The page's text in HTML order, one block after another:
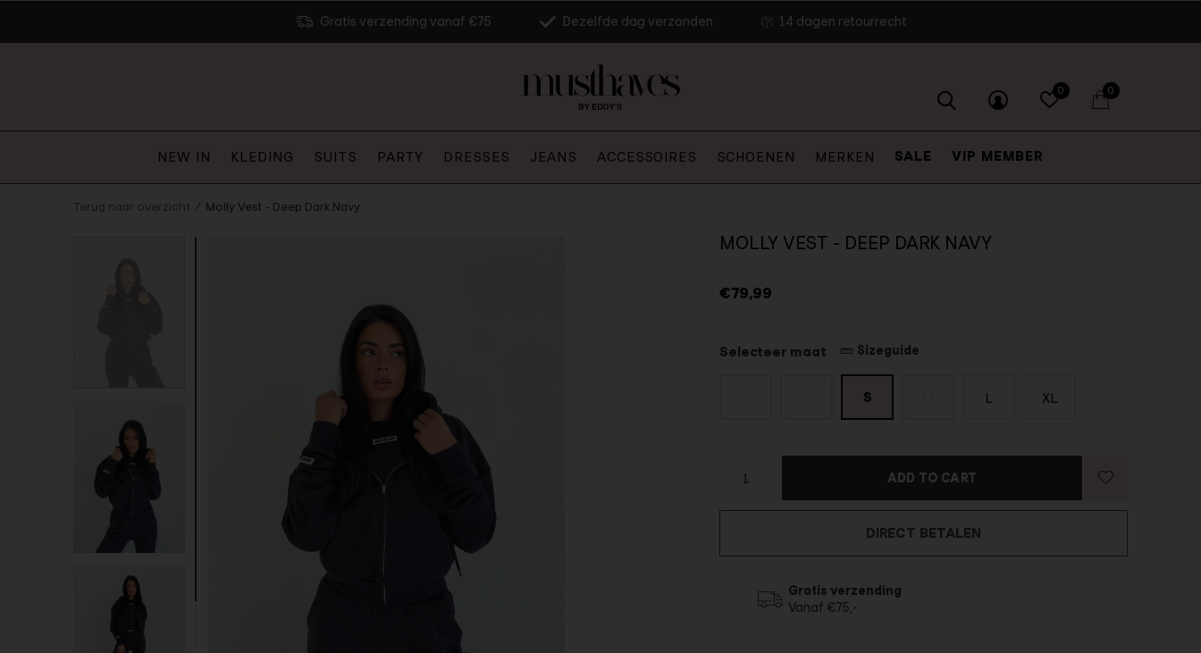
NEW IN KLEDING SUITS PARTY DRESSES JEANS ACCESSOIRES SCHOENEN MERKEN SALE VIP MEMBER
0 0
Gratis verzending vanaf €75 Dezelfde dag verzonden 14 dagen retourrecht
Terug naar overzicht Molly Vest - Deep Dark Navy
MOLLY VEST - DEEP DARK NAVY
€79,99
Selecteer maat Sizeguide
S L XL
ADD TO CART
DIRECT BETALEN
Gratis verzending
Vanaf €75,-